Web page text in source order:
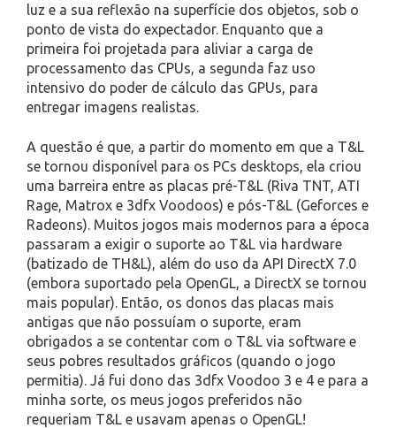
luz e a sua reflexão na superfície dos objetos, sob o
ponto de vista do expectador. Enquanto que a
primeira foi projetada para aliviar a carga de
processamento das CPUs, a segunda faz uso
intensivo do poder de cálculo das GPUs, para
entregar imagens realistas.
A questão é que, a partir do momento em que a T&L
se tornou disponível para os PCs desktops, ela criou
uma barreira entre as placas pré-T&L (Riva TNT, ATI
Rage, Matrox e 3dfx Voodoos) e pós-T&L (Geforces e
Radeons). Muitos jogos mais modernos para a época
passaram a exigir o suporte ao T&L via hardware
(batizado de TH&L), além do uso da API DirectX 7.0
(embora suportado pela OpenGL, a DirectX se tornou
mais popular). Então, os donos das placas mais
antigas que não possuíam o suporte, eram
obrigados a se contentar com o T&L via software e
seus pobres resultados gráficos (quando o jogo
permitia). Já fui dono das 3dfx Voodoo 3 e 4 e para a
minha sorte, os meus jogos preferidos não
requeriam T&L e usavam apenas o OpenGL!